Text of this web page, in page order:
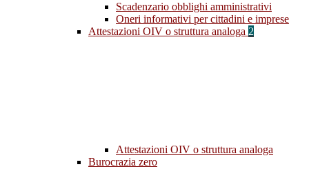
Scadenzario obblighi amministrativi
Oneri informativi per cittadini e imprese
Attestazioni OIV o struttura analoga 2
Attestazioni OIV o struttura analoga
Burocrazia zero